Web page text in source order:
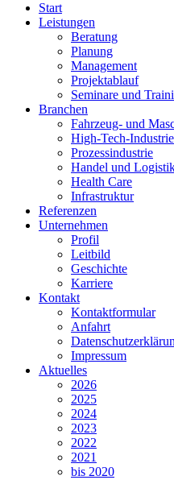
Start
Leistungen
Beratung
Planung
Management
Projektablauf
Seminare und
Branchen
Fahrzeug- und
High-Tech-Industrie
Prozessindustrie
Handel und
Health Care
Infrastruktur
Referenzen
Unternehmen
Profil
Leitbild
Geschichte
Karriere
Kontakt
Kontaktformular
Anfahrt
Impressum
Aktuelles
2026
2025
2024
2023
2022
2021
bis 2020